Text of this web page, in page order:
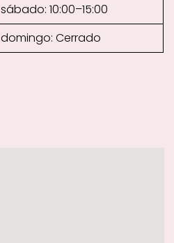
sábado: 10:00–15:00
domingo: Cerrado